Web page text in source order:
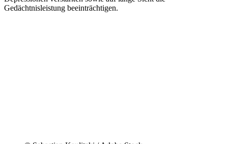
Gedächtnisleistung beeinträchtigen.